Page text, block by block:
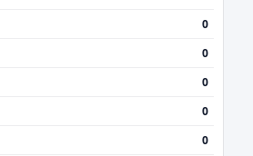
0
0
0
0
0